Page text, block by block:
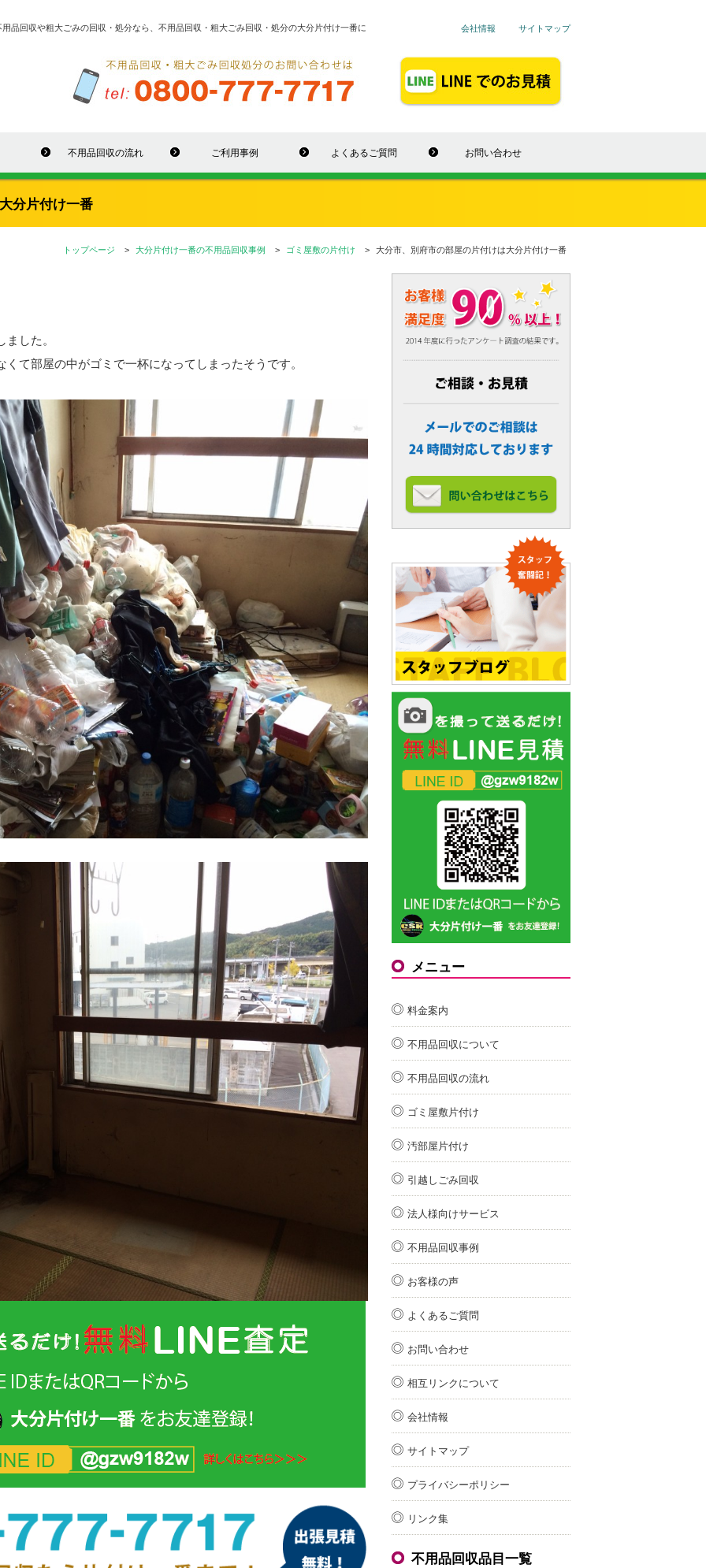
回収や粗大ごみの回収・処分なら、不用品回収・粗大ごみ回収・処分の大分片付け一番に 会社情報 サイトマップ
不用品回収の流れ ご利用事例 よくあるご質問 お問い合わせ
分片付け一番
トップページ 大分片付け一番の不用品回収事例 ゴミ屋敷の片付け 大分市、別府市の部屋の片付けは大分片付け一番
した。
て部屋の中がゴミで一杯になってしまったそうです。
メニュー
料金案内
不用品回収について
不用品回収の流れ
ゴミ屋敷片付け
汚部屋片付け
引越しごみ回収
法人様向けサービス
不用品回収事例
お客様の声
よくあるご質問
お問い合わせ
相互リンクについて
会社情報
サイトマップ
プライバシーポリシー
リンク集
不用品回収品目一覧